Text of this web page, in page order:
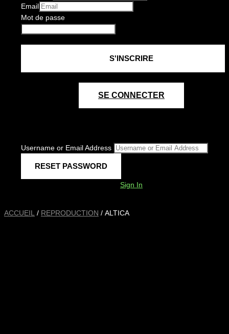
Email
Mot de passe
SE CONNECTER
Username or Email Address
Sign In
ACCUEIL / REPRODUCTION / ALTICA